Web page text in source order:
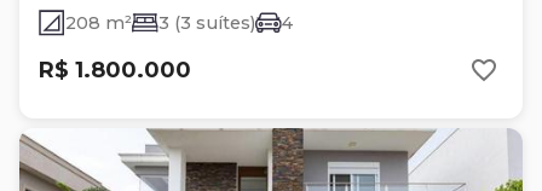
208 m² 3 (3 suítes) 4
R$ 1.800.000